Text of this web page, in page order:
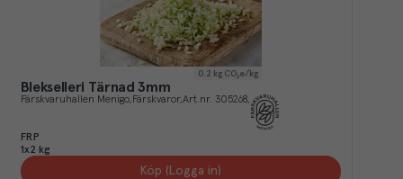
0.2 kg CO₂e/kg
Blekselleri Tärnad 3mm
Färskvaruhallen Menigo Färskvaror Art.nr. 305268
FRP
1x2 kg
Köp (Logga in)